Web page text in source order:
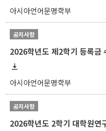
아시아언어문명학부
공지사항
2026학년도 제2학기 등록금
아시아언어문명학부
공지사항
2026학년도 2학기 대학원연